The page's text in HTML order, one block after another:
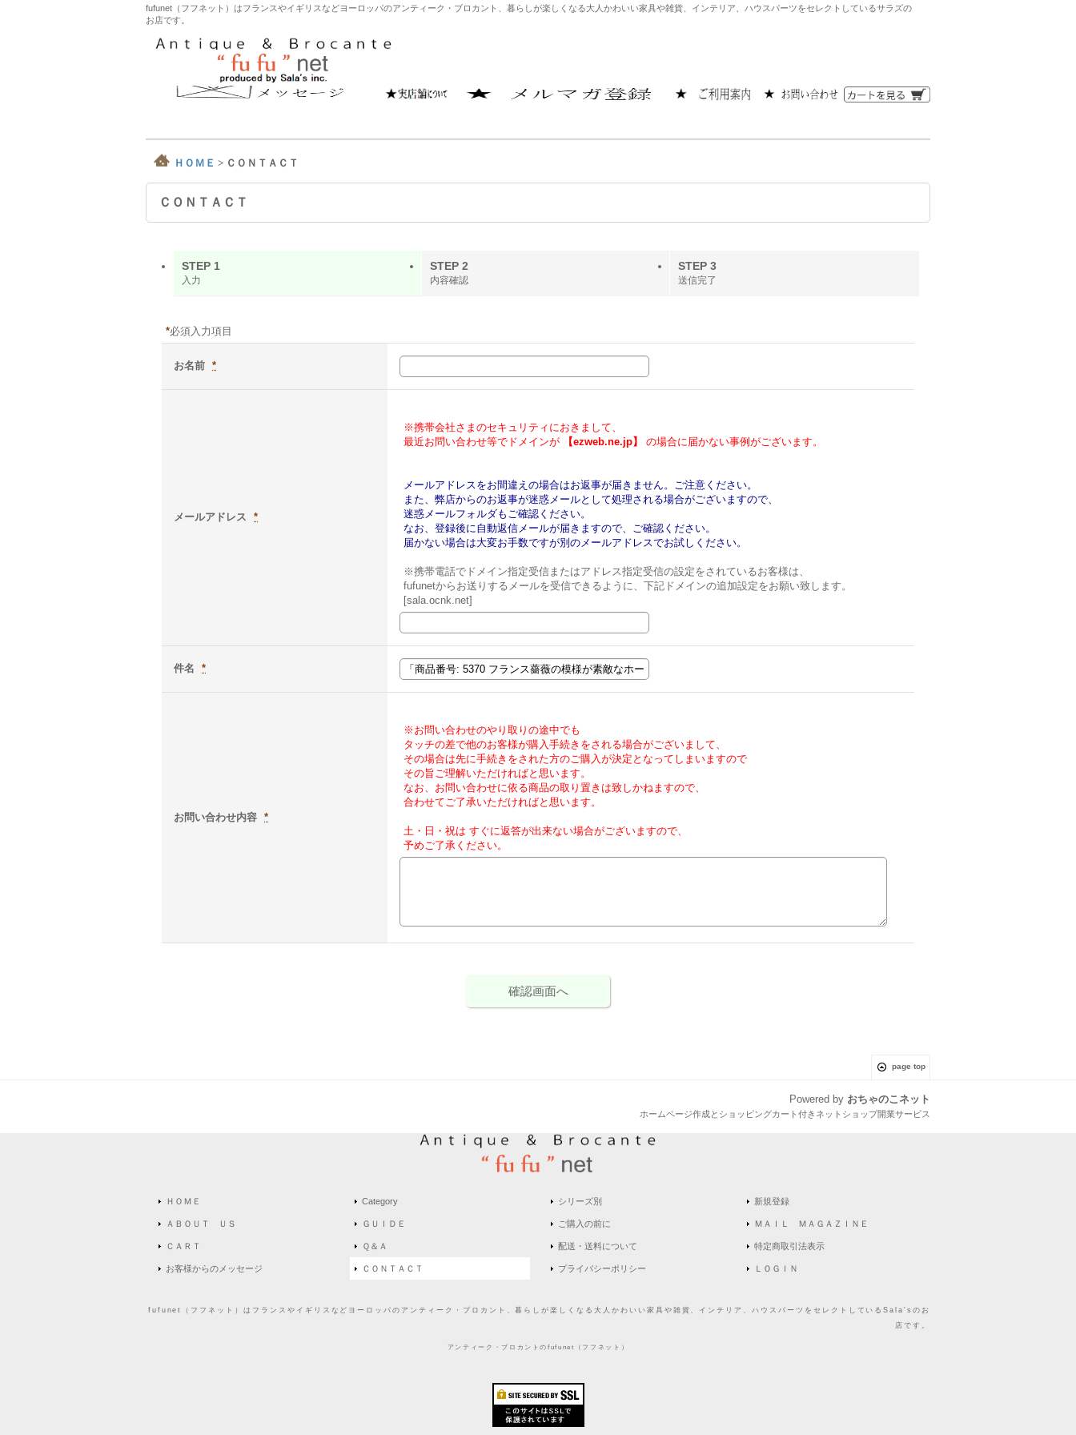
fufunet（フフネット）はフランスやイギリスなどヨーロッパのアンティーク・ブロカント、暮らしが楽しくなる大人かわいい家具や雑貨、インテリア、ハウスパーツをセレクトしているサラズの
お店です。
ＨＯＭＥ > ＣＯＮＴＡＣＴ
ＣＯＮＴＡＣＴ
STEP 1
入力
STEP 2
内容確認
STEP 3
送信完了
*必須入力項目
お名前 *
メールアドレス *
※携帯会社さまのセキュリティにおきまして、
最近お問い合わせ等でドメインが
【ezweb.ne.jp】 の場合に届かない事例がございます。
メールアドレスをお間違えの場合はお返事が届きません。ご注意ください。
また、弊店からのお返事が迷惑メールとして処理される場合がございますので、
迷惑メールフォルダもご確認ください。
なお、登録後に自動返信メールが届きますので、ご確認ください。
届かない場合は大変お手数ですが別のメールアドレスでお試しください。
※携帯電話でドメイン指定受信またはアドレス指定受信の設定をされているお客様は、
fufunetからお送りするメールを受信できるように、下記ドメインの追加設定をお願い致します。
[sala.ocnk.net]
件名 *
お問い合わせ内容 *
※お問い合わせのやり取りの途中でも
タッチの差で他のお客様が購入手続きをされる場合がございまして、
その場合は先に手続きをされた方のご購入が決定となってしまいますので
その旨ご理解いただければと思います。
なお、お問い合わせに依る商品の取り置きは致しかねますので、
合わせてご了承いただければと思います。
土・日・祝は すぐに返答が出来ない場合がございますので、
予めご了承ください。
page top
Powered by おちゃのこネット
ホームページ作成とショッピングカート付きネットショップ開業サービス
ＨＯＭＥ
ＡＢＯＵＴ ＵＳ
ＣＡＲＴ
お客様からのメッセージ
Category
ＧＵＩＤＥ
Ｑ＆Ａ
ＣＯＮＴＡＣＴ
シリーズ別
ご購入の前に
配送・送料について
プライバシーポリシー
新規登録
ＭＡＩＬ ＭＡＧＡＺＩＮＥ
特定商取引法表示
ＬＯＧＩＮ
fufunet（フフネット）はフランスやイギリスなどヨーロッパのアンティーク・ブロカント、暮らしが楽しくなる大人かわいい家具や雑貨、インテリア、ハウスパーツをセレクトしているSala'sのお
店です。
アンティーク・ブロカントのfufunet（フフネット）